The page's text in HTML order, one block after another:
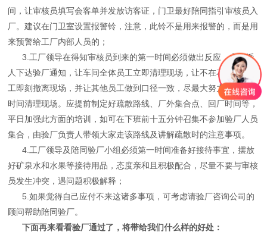
间，让审核员填写会客单并发放访客证，门卫最好陪同指引审核员入
厂。建议在门卫室设置报警铃，注意，此铃不是用来报警的，而是用
来预警给工厂内部人员的；
3.工厂领导在得知审核员到来的第一时间必须做出反应，立即派
人下达验厂通知，让车间全体员工立即清理现场，让不在花名册的员
工即刻撤离现场，并让其他员工做到口径一致，尽最大努力以最快的
时间清理现场。应提前制定好疏散路线、厂外集合点、回厂时间等，
平日加强此方面的培训，如可在下班前十五分钟召集不参加验厂人员
集合，由验厂负责人带领大家走该路线及讲解疏散时的注意事项。
4.工厂领导及陪同验厂小组必须第一时间准备好接待事宜，摆放
好矿泉水和水果等接待用品，态度亲和且积极配合，尽量不要与审核
员发生冲突，遇问题积极解释；
5.如果觉得自己应付不来这诸多事项，可考虑请验厂咨询公司的
顾问帮助陪同验厂。
下面再来看看验厂通过了，将带给我们什么样的好处：